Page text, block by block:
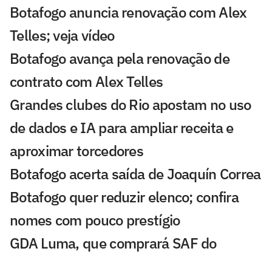
Botafogo anuncia renovação com Alex
Telles; veja vídeo
Botafogo avança pela renovação de
contrato com Alex Telles
Grandes clubes do Rio apostam no uso
de dados e IA para ampliar receita e
aproximar torcedores
Botafogo acerta saída de Joaquín Correa
Botafogo quer reduzir elenco; confira
nomes com pouco prestígio
GDA Luma, que comprará SAF do